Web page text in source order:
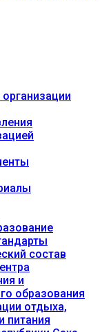
состав
и
образования
отдыха,
питания